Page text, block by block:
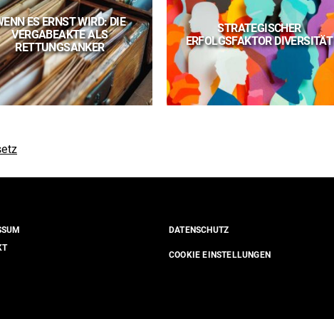
ES ERNST WIRD: DIE
VERGABEAKTE ALS
RETTUNGSANKER
STRATEGISCHER
ERFOLGSFAKTOR DIVERSITÄT
DATENSCHUTZ
COOKIE EINSTELLUNGEN